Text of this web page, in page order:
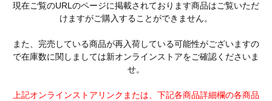
現在ご覧のURLのページに掲載されております商品はご覧いただ
けますがご購入することができません。
また、完売している商品が再入荷している可能性がございますの
で在庫数に関しましては新オンラインストアをご確認くださいま
せ。
上記オンラインストアリンクまたは、下記各商品詳細欄の各商品